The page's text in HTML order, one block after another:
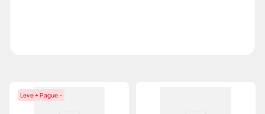
10º teste gravidez
Leve + Pague -